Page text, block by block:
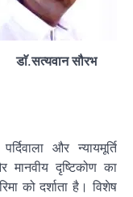
डाॅ.सत्यवान सौरभ
और न्यायमूर्ति
दृष्टिकोण का
को दर्शाता है। विशेष